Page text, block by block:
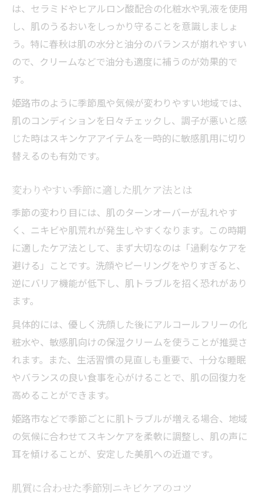
は、セラミドやヒアルロン酸配合の化粧水や乳液を使用
し、肌のうるおいをしっかり守ることを意識しましょ
う。特に春秋は肌の水分と油分のバランスが崩れやすい
ので、クリームなどで油分も適度に補うのが効果的で
す。
姫路市のように季節風や気候が変わりやすい地域では、
肌のコンディションを日々チェックし、調子が悪いと感
じた時はスキンケアアイテムを一時的に敏感肌用に切り
替えるのも有効です。
変わりやすい季節に適した肌ケア法とは
季節の変わり目には、肌のターンオーバーが乱れやす
く、ニキビや肌荒れが発生しやすくなります。この時期
に適したケア法として、まず大切なのは「過剰なケアを
避ける」ことです。洗顔やピーリングをやりすぎると、
逆にバリア機能が低下し、肌トラブルを招く恐れがあり
ます。
具体的には、優しく洗顔した後にアルコールフリーの化
粧水や、敏感肌向けの保湿クリームを使うことが推奨さ
れます。また、生活習慣の見直しも重要で、十分な睡眠
やバランスの良い食事を心がけることで、肌の回復力を
高めることができます。
姫路市などで季節ごとに肌トラブルが増える場合、地域
の気候に合わせてスキンケアを柔軟に調整し、肌の声に
耳を傾けることが、安定した美肌への近道です。
肌質に合わせた季節別ニキビケアのコツ